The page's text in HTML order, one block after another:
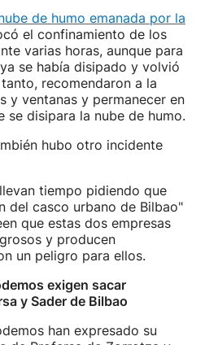
de humo emanada por la
el confinamiento de los
varias horas, aunque para
se había disipado y volvió
recomendaron a la
y ventanas y permanecer en
se disipara la nube de humo.
hubo otro incidente
tiempo pidiendo que
del casco urbano de Bilbao"
que estas dos empresas
y producen
un peligro para ellos.
exigen sacar
y Sader de Bilbao
han expresado su